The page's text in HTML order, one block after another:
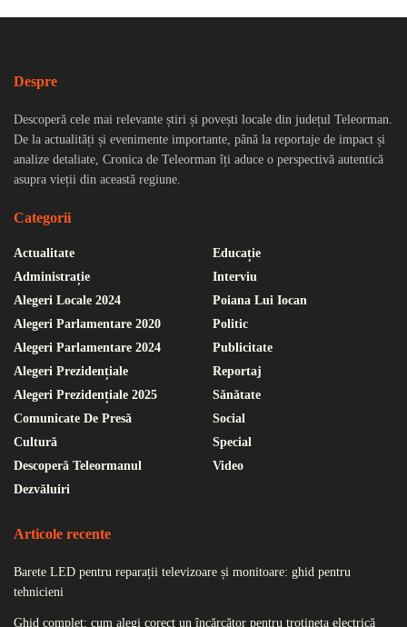
Despre
Descoperă cele mai relevante știri și povești locale din județul Teleorman.
De la actualități și evenimente importante, până la reportaje de impact și
analize detaliate, Cronica de Teleorman îți aduce o perspectivă autentică
asupra vieții din această regiune.
Categorii
Actualitate
Administrație
Alegeri Locale 2024
Alegeri Parlamentare 2020
Alegeri Parlamentare 2024
Alegeri Prezidențiale
Alegeri Prezidențiale 2025
Comunicate De Presă
Cultură
Descoperă Teleormanul
Dezvăluiri
Educație
Interviu
Poiana Lui Iocan
Politic
Publicitate
Reportaj
Sănătate
Social
Special
Video
Articole recente
Barete LED pentru reparații televizoare și monitoare: ghid pentru
tehnicieni
Ghid complet: cum alegi corect un încărcător pentru trotineta electrică